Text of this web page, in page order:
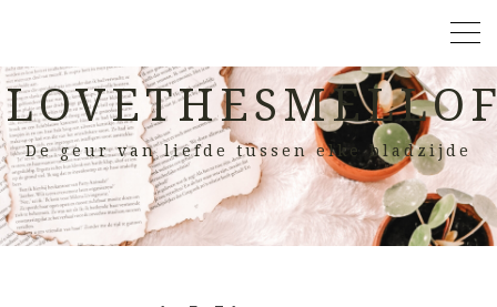
De geur van liefde tussen elke bladzijde